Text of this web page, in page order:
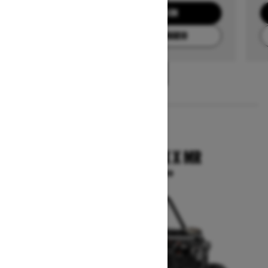
SOLICITA UNA COTIZACIÓN
ENCUENTRA TU CONCESIONARIO
COMMANDER MAX X MR
A partir de $27,099